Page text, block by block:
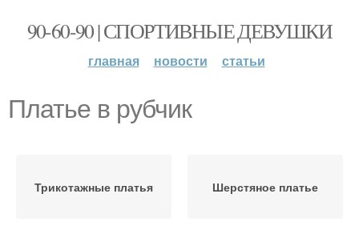
90-60-90 | СПОРТИВНЫЕ ДЕВУШКИ
главная новости статьи
Платье в рубчик
Трикотажные платья Шерстяное платье